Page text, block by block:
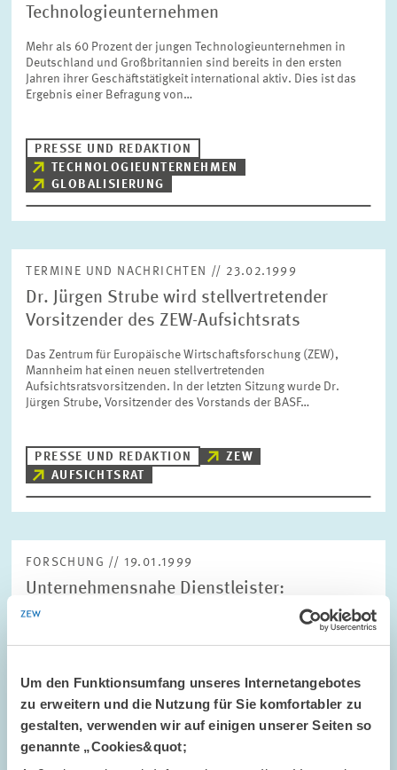
Um den Funktionsumfang unseres Internetangebotes
zu erweitern und die Nutzung für Sie komfortabler zu
gestalten, verwenden wir auf einigen unserer Seiten so
genannte „Cookies&quot;
Technologieunternehmen
Mehr als 60 Prozent der jungen Technologieunternehmen in
Deutschland und Großbritannien sind bereits in den ersten
Jahren ihrer Geschäftstätigkeit international aktiv. Dies ist das
Ergebnis einer Befragung von…
PRESSE UND REDAKTION
TECHNOLOGIEUNTERNEHMEN
GLOBALISIERUNG
TERMINE UND NACHRICHTEN // 23.02.1999
Dr. Jürgen Strube wird stellvertretender
Vorsitzender des ZEW-Aufsichtsrats
Das Zentrum für Europäische Wirtschaftsforschung (ZEW),
Mannheim hat einen neuen stellvertretenden
Aufsichtsratsvorsitzenden. In der letzten Sitzung wurde Dr.
Jürgen Strube, Vorsitzender des Vorstands der BASF…
PRESSE UND REDAKTION
ZEW
AUFSICHTSRAT
FORSCHUNG // 19.01.1999
Unternehmensnahe Dienstleister:
Konjunkturelle Abschwächung in Sicht?
Zum zweiten Mal in Folge hat sich die konjunkturelle Lage bei
Bereits im dritten Quartal 1998 wurde die Geschäftslage als
unverändert gegenüber dem…
PRESSE UND REDAKTION
UNTERNEHMENSNAHE DIENSTLEISTER